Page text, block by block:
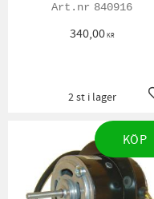
840916
340,00KR
2 st i lager
KÖP